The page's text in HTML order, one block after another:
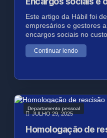
Este artigo da Hábil foi
empresários e gestores
encargos sociais no
Continuar lendo
Departamento pessoal
JULHO 29, 2025
Homologação de